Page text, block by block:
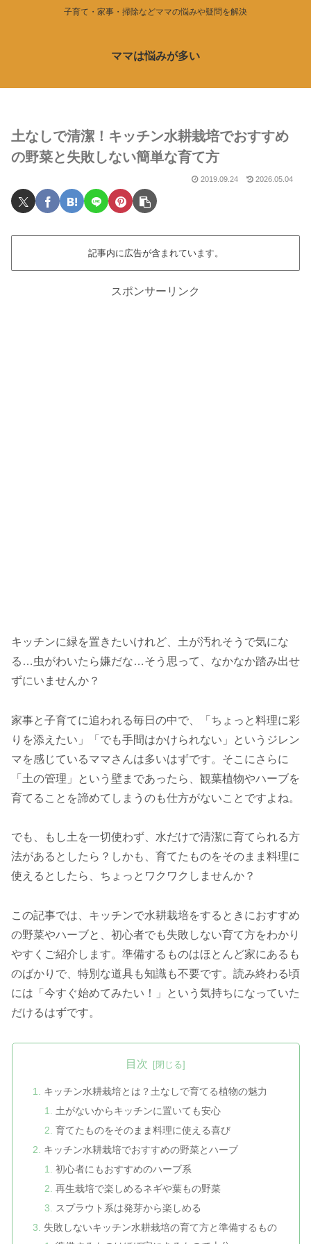
子育て・家事・掃除などママの悩みや疑問を解決
ママは悩みが多い
土なしで清潔！キッチン水耕栽培でおすすめ
の野菜と失敗しない簡単な育て方
2019.09.24 2026.05.04
記事内に広告が含まれています。
スポンサーリンク
キッチンに緑を置きたいけれど、土が汚れそうで気にな
る…虫がわいたら嫌だな…そう思って、なかなか踏み出せ
ずにいませんか？
家事と子育てに追われる毎日の中で、「ちょっと料理に彩
りを添えたい」「でも手間はかけられない」というジレン
マを感じているママさんは多いはずです。そこにさらに
「土の管理」という壁まであったら、観葉植物やハーブを
育てることを諦めてしまうのも仕方がないことですよね。
でも、もし土を一切使わず、水だけで清潔に育てられる方
法があるとしたら？しかも、育てたものをそのまま料理に
使えるとしたら、ちょっとワクワクしませんか？
この記事では、キッチンで水耕栽培をするときにおすすめ
の野菜やハーブと、初心者でも失敗しない育て方をわかり
やすくご紹介します。準備するものはほとんど家にあるも
のばかりで、特別な道具も知識も不要です。読み終わる頃
には「今すぐ始めてみたい！」という気持ちになっていた
だけるはずです。
目次
キッチン水耕栽培とは？土なしで育てる植物の魅力
土がないからキッチンに置いても安心
育てたものをそのまま料理に使える喜び
キッチン水耕栽培でおすすめの野菜とハーブ
初心者にもおすすめのハーブ系
再生栽培で楽しめるネギや葉もの野菜
スプラウト系は発芽から楽しめる
失敗しないキッチン水耕栽培の育て方と準備するもの